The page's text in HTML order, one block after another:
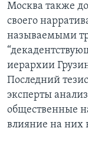
Москва также
своего
называемыми
иерархии
Последний
эксперты
общественные
влияние на них